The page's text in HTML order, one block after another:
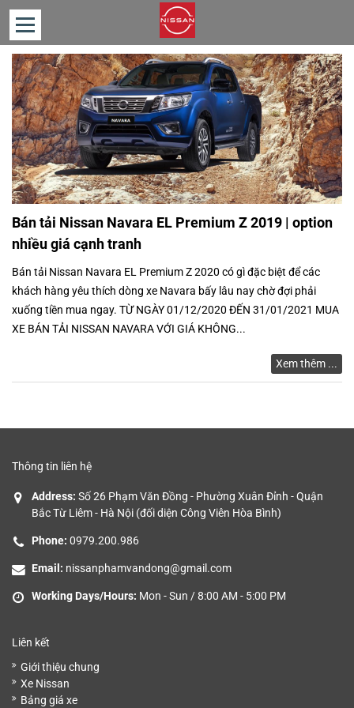
TRANG
CHỦ
GIỚI
THIỆU
SẢN
PHẨM
TỨC
VẤN
LIÊN
Bán tải Nissan Navara EL Premium Z 2019 | option
nhiều giá cạnh tranh
Bán tải Nissan Navara EL Premium Z 2020 có gì đặc biệt để các
khách hàng yêu thích dòng xe Navara bấy lâu nay chờ đợi phải
xuống tiền mua ngay. TỪ NGÀY 01/12/2020 ĐẾN 31/01/2021 MUA
XE BÁN TẢI NISSAN NAVARA VỚI GIÁ KHÔNG...
Xem thêm ...
Thông tin liên hệ
Address: Số 26 Phạm Văn Đồng - Phường Xuân Đỉnh - Quận
Bắc Từ Liêm - Hà Nội (đối diện Công Viên Hòa Bình)
Phone: 0979.200.986
Email: nissanphamvandong@gmail.com
Working Days/Hours: Mon - Sun / 8:00 AM - 5:00 PM
Liên kết
Giới thiệu chung
Xe Nissan
Bảng giá xe